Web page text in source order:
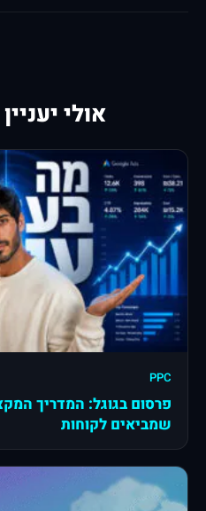
אולי
PPC
פרסום בגוגל: המדריך
שמביאים לקוחות